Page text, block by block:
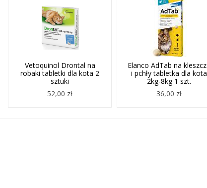
Vetoquinol Drontal na
robaki tabletki dla kota 2
sztuki
52,00 zł
Elanco AdTab na
i pchły tabletka dla kota
2kg-8kg 1 szt.
36,00 zł